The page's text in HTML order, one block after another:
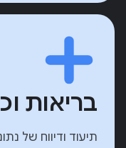
בריאות
תיעוד ודיווח של